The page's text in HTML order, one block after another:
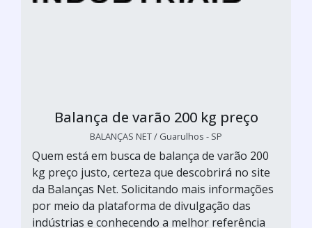
Balança de varão 200 kg preço
BALANÇAS NET / Guarulhos - SP
Quem está em busca de balança de varão 200
kg preço justo, certeza que descobrirá no site
da Balanças Net. Solicitando mais informações
por meio da plataforma de divulgação das
indústrias e conhecendo a melhor referência